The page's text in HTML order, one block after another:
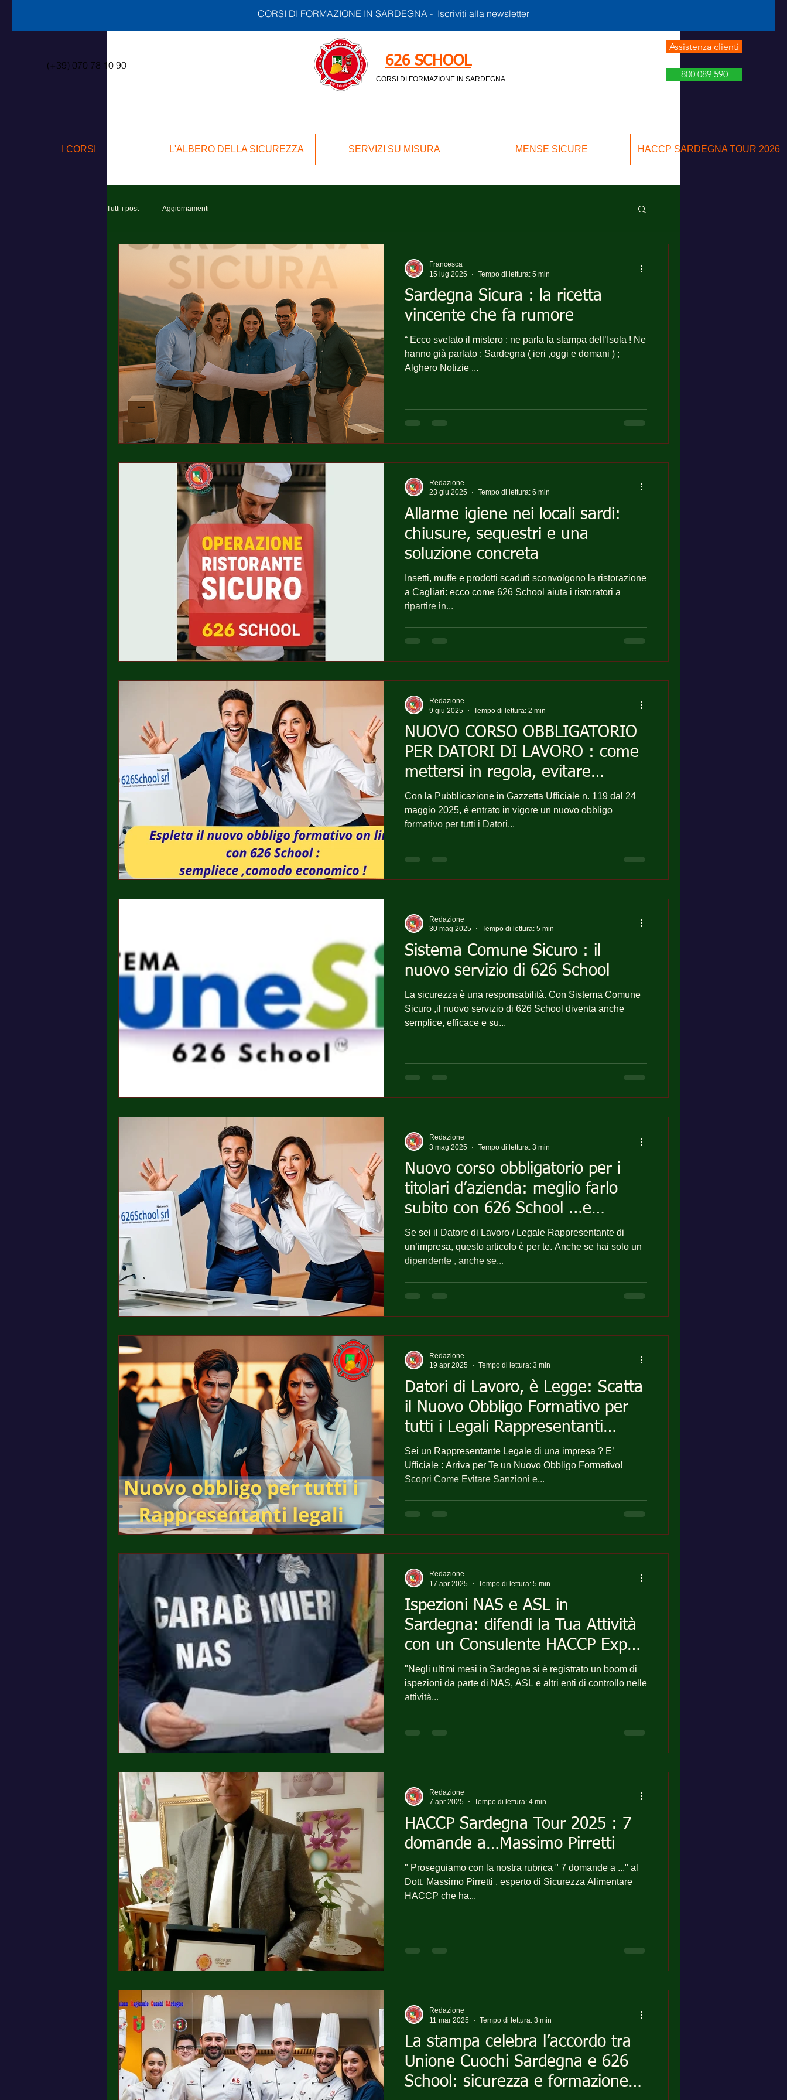
CORSI DI FORMAZIONE IN SARDEGNA - Iscriviti alla newsletter
(+39) 070 78 10 90 626 SCHOOL
CORSI DI FORMAZIONE IN SARDEGNA
Assistenza clienti
800 089 590
I CORSI L'ALBERO DELLA SICUREZZA SERVIZI SU MISURA MENSE SICURE HACCP SARDEGNA TOUR 2026
Tutti i post Aggiornamenti
Sardegna Sicura : la ricetta
vincente che fa rumore
“ Ecco svelato il mistero : ne parla la stampa dell’Isola ! Ne
hanno già parlato : Sardegna ( ieri ,oggi e domani ) ;
Alghero Notizie ...
Francesca
15 lug 2025
Tempo di lettura: 5 min
Allarme igiene nei locali sardi:
chiusure, sequestri e una
soluzione concreta
Insetti, muffe e prodotti scaduti sconvolgono la ristorazione
a Cagliari: ecco come 626 School aiuta i ristoratori a
ripartire in...
Redazione
23 giu 2025
Tempo di lettura: 6 min
NUOVO CORSO OBBLIGATORIO
PER DATORI DI LAVORO : come
mettersi in regola, evitare
sanzioni e guidare l’azienda in
sicurezza
Con la Pubblicazione in Gazzetta Ufficiale n. 119 dal 24
maggio 2025, è entrato in vigore un nuovo obbligo
formativo per tutti i Datori...
Redazione
9 giu 2025
Tempo di lettura: 2 min
Sistema Comune Sicuro : il
nuovo servizio di 626 School
La sicurezza è una responsabilità. Con Sistema Comune
Sicuro ,il nuovo servizio di 626 School diventa anche
semplice, efficace e su...
Redazione
30 mag 2025
Tempo di lettura: 5 min
Nuovo corso obbligatorio per i
titolari d’azienda: meglio farlo
subito con 626 School ...e
risparmiare !
Se sei il Datore di Lavoro / Legale Rappresentante di
un’impresa, questo articolo è per te. Anche se hai solo un
dipendente , anche se...
Redazione
3 mag 2025
Tempo di lettura: 3 min
Datori di Lavoro, è Legge: Scatta
il Nuovo Obbligo Formativo per
tutti i Legali Rappresentanti
d’Azienda
Sei un Rappresentante Legale di una impresa ? E’
Ufficiale : Arriva per Te un Nuovo Obbligo Formativo!
Scopri Come Evitare Sanzioni e...
Redazione
19 apr 2025
Tempo di lettura: 3 min
Ispezioni NAS e ASL in
Sardegna: difendi la Tua Attività
con un Consulente HACCP Expert
di 626 School
"Negli ultimi mesi in Sardegna si è registrato un boom di
ispezioni da parte di NAS, ASL e altri enti di controllo nelle
attività...
Redazione
17 apr 2025
Tempo di lettura: 5 min
HACCP Sardegna Tour 2025 : 7
domande a…Massimo Pirretti
" Proseguiamo con la nostra rubrica " 7 domande a ..." al
Dott. Massimo Pirretti , esperto di Sicurezza Alimentare
HACCP che ha...
Redazione
7 apr 2025
Tempo di lettura: 4 min
La stampa celebra l’accordo tra
Unione Cuochi Sardegna e 626
School: sicurezza e formazione
Redazione
11 mar 2025
Tempo di lettura: 3 min